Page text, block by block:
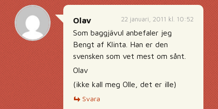
22 januari, 2011 kl. 10:52
Olav
Som baggjävul anbefaler jeg
Bengt af Klinta. Han er den
svensken som vet mest om sånt.
Olav
(ikke kall meg Olle, det er ille)
Svara